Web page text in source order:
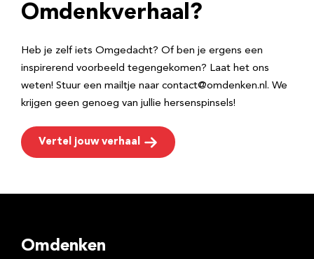
e
Omdenkverhaal?
Heb je zelf iets Omgedacht? Of ben je ergens een
inspirerend voorbeeld tegengekomen? Laat het ons
weten! Stuur een mailtje naar contact@omdenken.nl. We
krijgen geen genoeg van jullie hersenspinsels!
Vertel jouw verhaal
Omdenken